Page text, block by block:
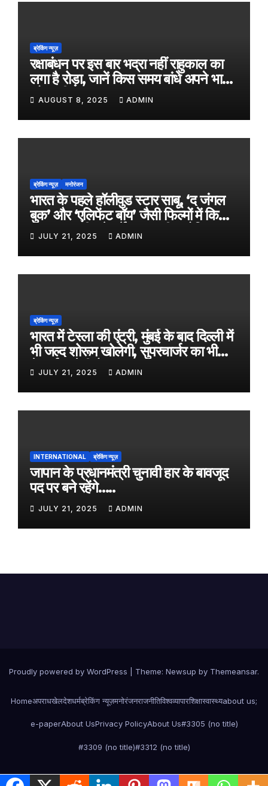
ब्रेकिंग न्यूज़
रक्षाबंधन पर इस बार भद्रा नहीं राहुकाल का
लगा है रोड़ा, जानें किस समय बांधे अपने भाई
को राखी
AUGUST 8, 2025 ADMIN
ब्रेकिंग न्यूज़ मनोरंजन
भारत के पहले हॉलीवुड स्टार साबू, ‘द जंगल
बुक’ और ‘एलिफेंट बॉय’ जैसी फिल्मों में किया
काम, जल्द ही बड़े पर्दे पर आएगी बायोपिक
JULY 21, 2025 ADMIN
ब्रेकिंग न्यूज़
भारत में टेस्ला की एंट्री, मुंबई के बाद दिल्ली में
भी जल्द शोरूम खोलेगी, सुपरचार्जर का भी
नेटवर्क करेगी तैयार
JULY 21, 2025 ADMIN
INTERNATIONAL ब्रेकिंग न्यूज़
जापान के प्रधानमंत्री चुनावी हार के बावजूद
पद पर बने रहेंगे…..
JULY 21, 2025 ADMIN
Proudly powered by WordPress Theme: Newsup by Themeansar.
Homeअपराधखेलदेशधर्मब्रेकिंग न्यूज़मनोरंजनराजनीतिविश्वव्यापारशिक्षास्वास्थ्यabout us;
e-paperAbout UsPrivacy PolicyAbout Us#3305 (no title)
#3309 (no title)#3312 (no title)